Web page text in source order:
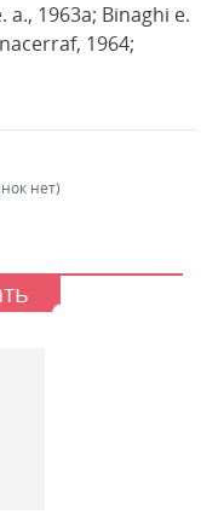
1963a; Binaghi e.
1964;
нет)